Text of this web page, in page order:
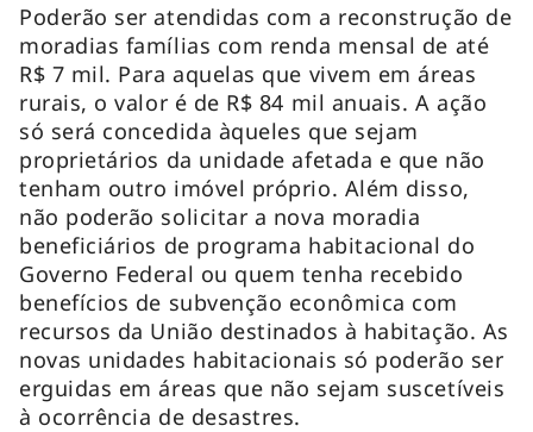
Poderão ser atendidas com a reconstrução de
moradias famílias com renda mensal de até
R$ 7 mil. Para aquelas que vivem em áreas
rurais, o valor é de R$ 84 mil anuais. A ação
só será concedida àqueles que sejam
proprietários da unidade afetada e que não
tenham outro imóvel próprio. Além disso,
não poderão solicitar a nova moradia
beneficiários de programa habitacional do
Governo Federal ou quem tenha recebido
benefícios de subvenção econômica com
recursos da União destinados à habitação. As
novas unidades habitacionais só poderão ser
erguidas em áreas que não sejam suscetíveis
à ocorrência de desastres.